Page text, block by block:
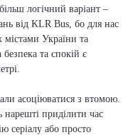
логічний варіант –
від KLR Bus, бо для нас
містами України та
та спокій є
асоціюватися з втомою.
нарешті приділити час
серіалу або просто